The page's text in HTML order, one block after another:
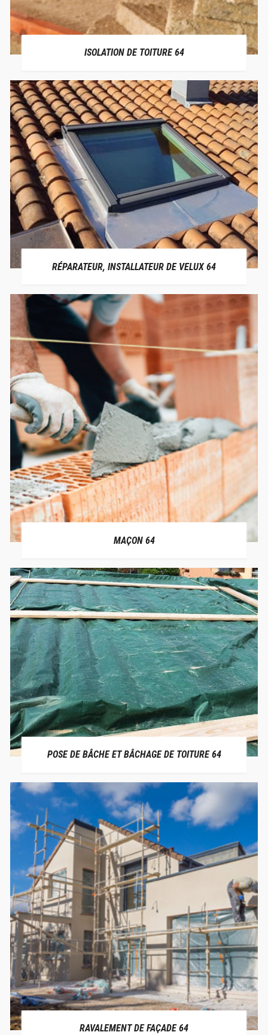
ISOLATION DE TOITURE 64
RÉPARATEUR, INSTALLATEUR DE VELUX 64
MAÇON 64
POSE DE BÂCHE ET BÂCHAGE DE TOITURE 64
RAVALEMENT DE FAÇADE 64